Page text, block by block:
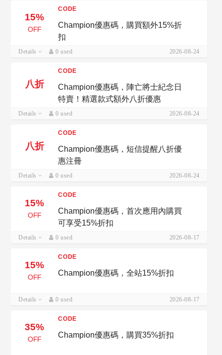
15%
OFF
CODE
Champion優惠碼，購買額外15%折
扣
Details 0 used 2026-08-24
八折
CODE
Champion優惠碼，陣亡將士紀念日
特賣！精選款式額外八折優惠
Details 0 used 2026-08-24
八折
CODE
Champion優惠碼，短信提醒八折優
惠注冊
Details 0 used 2026-08-24
15%
OFF
CODE
Champion優惠碼，首次應用內購買
可享受15%折扣
Details 0 used 2026-08-17
15%
OFF
CODE
Champion優惠碼，全站15%折扣
Details 0 used 2026-08-17
35%
OFF
CODE
Champion優惠碼，購買35%折扣